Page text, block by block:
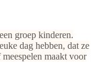
groep kinderen.
dag hebben, dat ze
maakt voor